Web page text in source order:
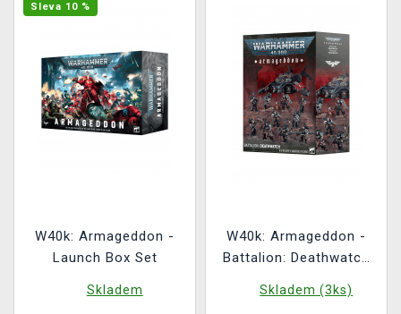
Sleva 10 %
W40k: Armageddon -
Launch Box Set
Skladem
W40k: Armageddon -
Battalion: Deathwatch
Skladem (3ks)